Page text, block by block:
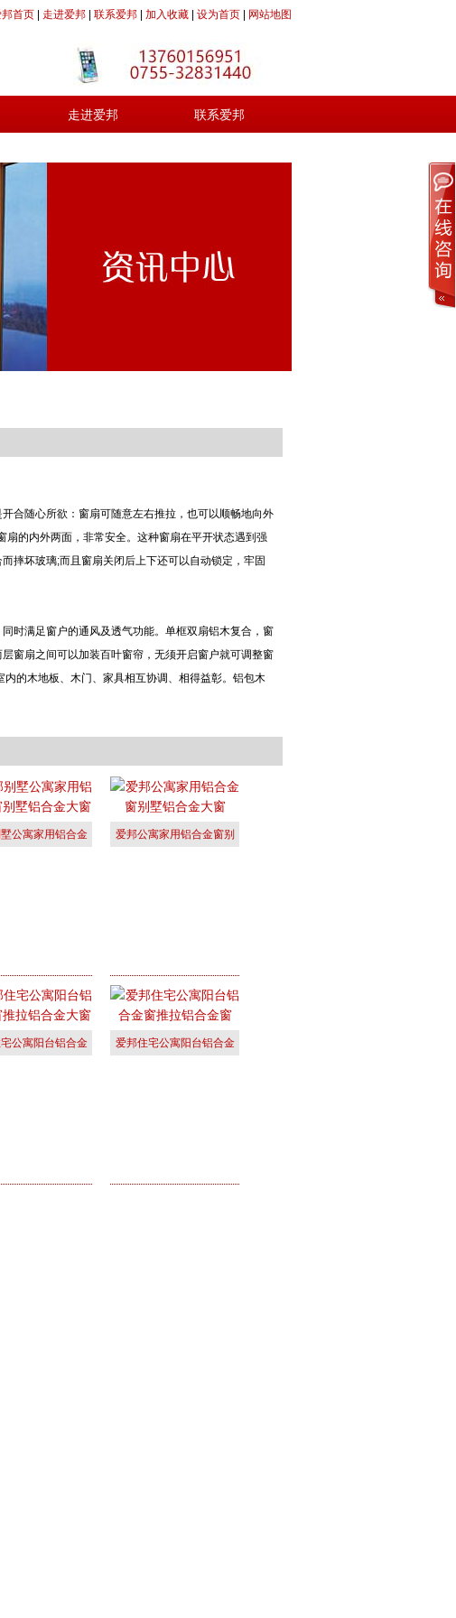
首页 走进爱邦 联系爱邦 加入收藏 设为首页 网站地图
走进爱邦 联系爱邦
随心所欲：窗扇可随意左右推拉，也可以顺畅地向外
的内外两面，非常安全。这种窗扇在平开状态遇到强
摔坏玻璃;而且窗扇关闭后上下还可以自动锁定，牢固
时满足窗户的通风及透气功能。单框双扇铝木复合，窗
窗扇之间可以加装百叶窗帘，无须开启窗户就可调整窗
的木地板、木门、家具相互协调、相得益彰。铝包木
公寓家用铝合金
爱邦公寓家用铝合金窗别
公寓阳台铝合金
爱邦住宅公寓阳台铝合金